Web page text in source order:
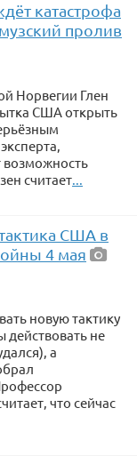
катастрофа
пролив
Норвегии Глен
США открыть
возможность
считает
США в
4 мая
новую тактику
не
а
что сейчас